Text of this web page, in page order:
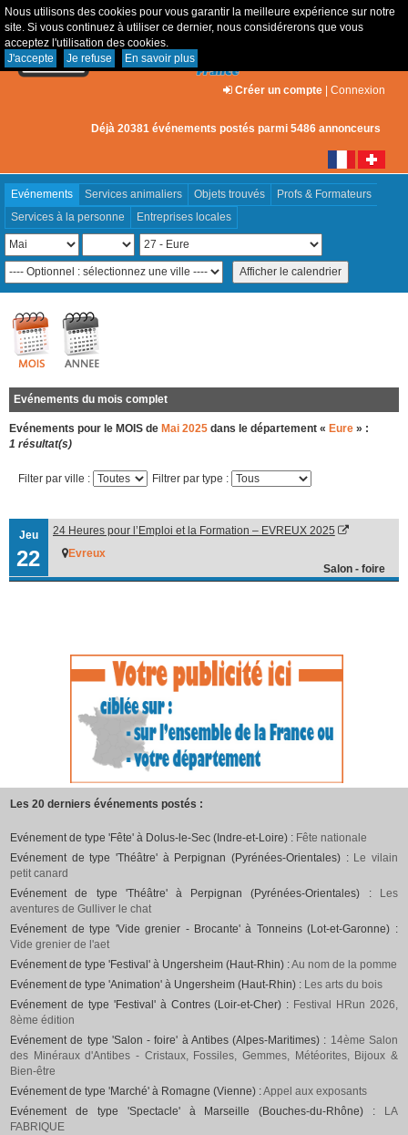
Nous utilisons des cookies pour vous garantir la meilleure expérience sur notre
site. Si vous continuez à utiliser ce dernier, nous considérerons que vous
acceptez l'utilisation des cookies.
J'accepte
Je refuse En savoir plus
Créer un compte | Connexion
Déjà 20381 événements postés parmi 5486 annonceurs
Evénements Services animaliers Objets trouvés
Profs & Formateurs
Services à la personne
Entreprises locales
Evénements du mois complet
Evénements pour le MOIS de Mai 2025 dans le département « Eure » :
1 résultat(s)
Filter par ville : Filtrer par type :
Jeu
22
24 Heures pour l’Emploi et la Formation – EVREUX 2025
Evreux
Salon - foire
Les 20 derniers événements postés :
Evénement de type 'Fête' à Dolus-le-Sec (Indre-et-Loire) : Fête nationale
Evénement de type 'Théâtre' à Perpignan (Pyrénées-Orientales) : Le vilain
petit canard
Evénement de type 'Théâtre' à Perpignan (Pyrénées-Orientales) :
Les
aventures de Gulliver le chat
Evénement de type 'Vide grenier - Brocante' à Tonneins (Lot-et-Garonne) :
Vide grenier de l'aet
Evénement de type 'Festival' à Ungersheim (Haut-Rhin) :Au nom de la pomme
Evénement de type 'Animation' à Ungersheim (Haut-Rhin) : Les arts du bois
Evénement de type 'Festival' à Contres (Loir-et-Cher) : Festival HRun 2026,
8ème édition
Evénement de type 'Salon - foire' à Antibes (Alpes-Maritimes) : 14ème Salon
des Minéraux d'Antibes - Cristaux, Fossiles, Gemmes, Météorites, Bijoux &
Bien-être
Evénement de type 'Marché' à Romagne (Vienne) :Appel aux exposants
Evénement de type 'Spectacle' à Marseille (Bouches-du-Rhône) :
LA
FABRIQUE